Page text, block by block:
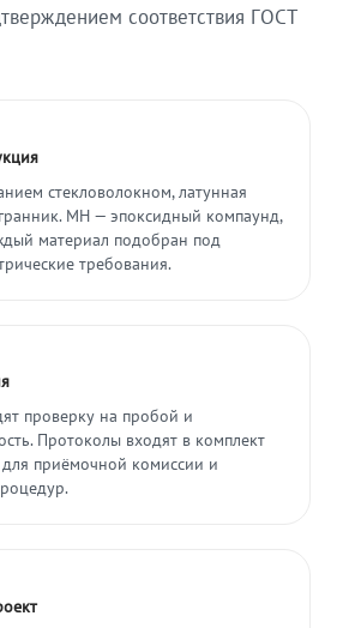
соответствия ГОСТ
стекловолокном, латунная
МН — эпоксидный компаунд,
материал подобран под
требования.
проверку на пробой и
Протоколы входят в комплект
приёмочной комиссии и